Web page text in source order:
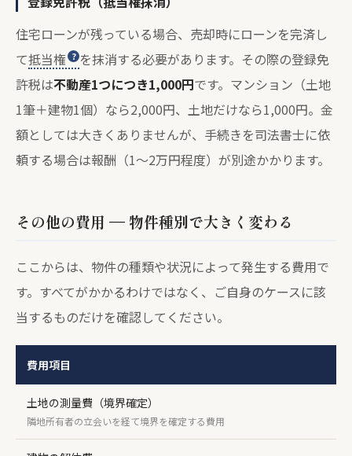
住宅ローンが残っている場合、売却時にローンを完済し
て抵当権
を抹消する必要があります。その際の登録免
許税は不動産1つにつき1,000円です。マンション（土地
1筆＋建物1個）なら2,000円、土地だけなら1,000円。金
額としては大きくありませんが、手続きを司法書士に依
頼する場合は報酬（1〜2万円程度）が別途かかります。
その他の費用 — 物件種別で大きく変わる
ここからは、物件の種類や状況によって発生する費用で
す。すべてがかかるわけではなく、ご自身のケースに該
当するものだけを確認してください。
費用項目
土地の測量費（境界確定）
隣地所有者の立会いを経て境界を確定する費用